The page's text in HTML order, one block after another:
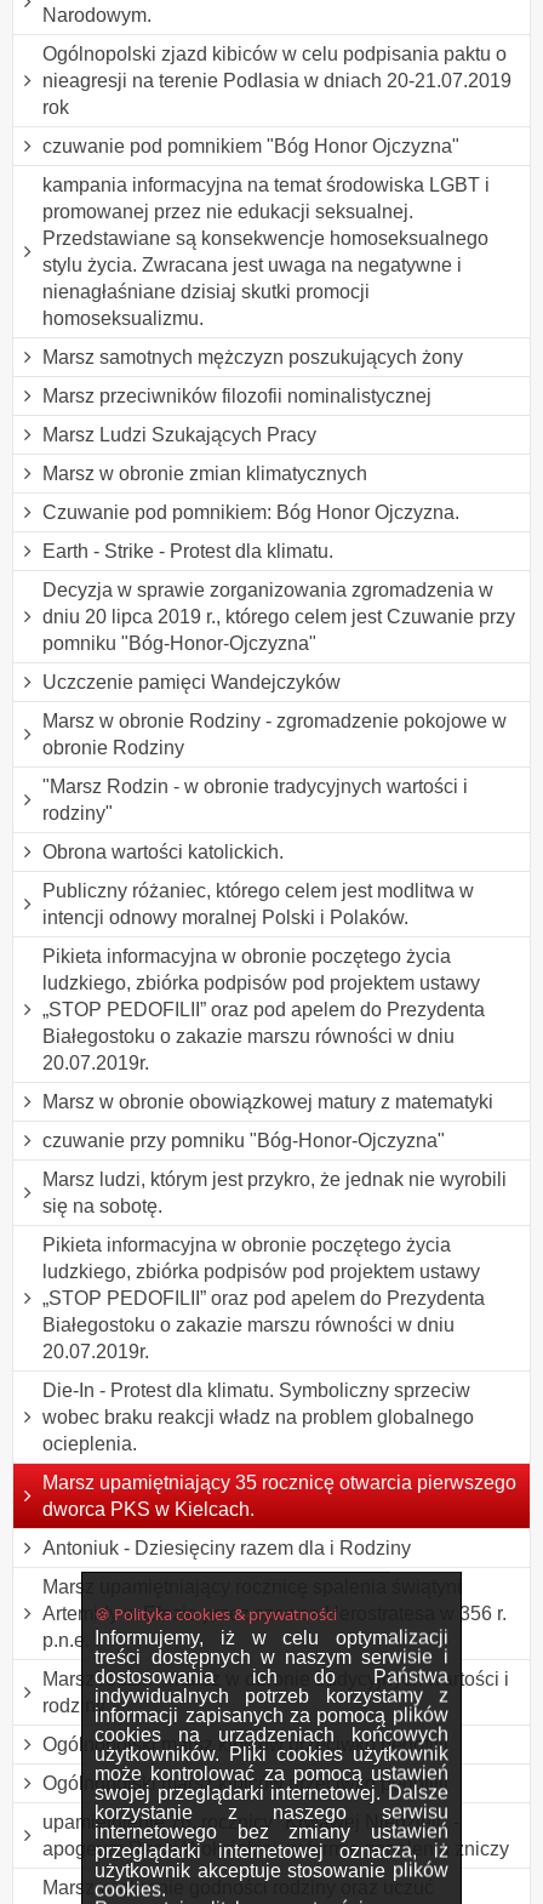
🍪 Polityka cookies & prywatności
Informujemy, iż w celu optymalizacji
treści dostępnych w naszym serwisie i
dostosowania ich do Państwa
indywidualnych potrzeb korzystamy z
informacji zapisanych za pomocą plików
cookies na urządzeniach końcowych
użytkowników. Pliki cookies użytkownik
może kontrolować za pomocą ustawień
swojej przeglądarki internetowej. Dalsze
korzystanie z naszego serwisu
internetowego bez zmiany ustawień
przeglądarki internetowej oznacza, iż
użytkownik akceptuje stosowanie plików
cookies.
Narodowym.
Ogólnopolski zjazd kibiców w celu podpisania paktu o
nieagresji na terenie Podlasia w dniach 20-21.07.2019
rok
czuwanie pod pomnikiem "Bóg Honor Ojczyzna"
kampania informacyjna na temat środowiska LGBT i
promowanej przez nie edukacji seksualnej.
Przedstawiane są konsekwencje homoseksualnego
stylu życia. Zwracana jest uwaga na negatywne i
nienagłaśniane dzisiaj skutki promocji
homoseksualizmu.
Marsz samotnych mężczyzn poszukujących żony
Marsz przeciwników filozofii nominalistycznej
Marsz Ludzi Szukających Pracy
Marsz w obronie zmian klimatycznych
Czuwanie pod pomnikiem: Bóg Honor Ojczyzna.
Earth - Strike - Protest dla klimatu.
Decyzja w sprawie zorganizowania zgromadzenia w
dniu 20 lipca 2019 r., którego celem jest Czuwanie przy
pomniku "Bóg-Honor-Ojczyzna"
Uczczenie pamięci Wandejczyków
Marsz w obronie Rodziny - zgromadzenie pokojowe w
obronie Rodziny
"Marsz Rodzin - w obronie tradycyjnych wartości i
rodziny"
Obrona wartości katolickich.
Publiczny różaniec, którego celem jest modlitwa w
intencji odnowy moralnej Polski i Polaków.
Pikieta informacyjna w obronie poczętego życia
ludzkiego, zbiórka podpisów pod projektem ustawy
„STOP PEDOFILII” oraz pod apelem do Prezydenta
Białegostoku o zakazie marszu równości w dniu
20.07.2019r.
Marsz w obronie obowiązkowej matury z matematyki
czuwanie przy pomniku "Bóg-Honor-Ojczyzna"
Marsz ludzi, którym jest przykro, że jednak nie wyrobili
się na sobotę.
Pikieta informacyjna w obronie poczętego życia
ludzkiego, zbiórka podpisów pod projektem ustawy
„STOP PEDOFILII” oraz pod apelem do Prezydenta
Białegostoku o zakazie marszu równości w dniu
20.07.2019r.
Die-In - Protest dla klimatu. Symboliczny sprzeciw
wobec braku reakcji władz na problem globalnego
ocieplenia.
Marsz upamiętniający 35 rocznicę otwarcia pierwszego
dworca PKS w Kielcach.
Antoniuk - Dziesięciny razem dla i Rodziny
Marsz upamiętniający rocznicę spalenia świątyni
Artemidy w Efezie przez szewca Herostratesa w 356 r.
p.n.e.
Marsz rodzin - marsz w obronie tradycyjnych wartości i
rodziny
Ogólnopolski marsz kibiców przeciwko pedofilii
Ogólnopolski marsz kibiców przeciwko pedofilii
upamiętnienie 76. rocznicy "Krwawej Niedzieli" -
apogeum Rzezi Wołyńskiej, w formie zapalenia zniczy
Marsz w obronie godności rodziny oraz uczuć